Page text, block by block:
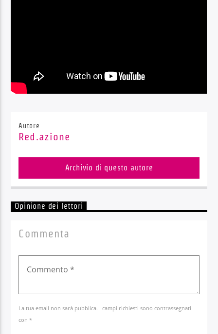
Autore
Red.azione
Archivio di questo autore
Opinione dei lettori
Commenta
La tua email non sarà pubblica. I campi richiesti sono contrassegnati
con *